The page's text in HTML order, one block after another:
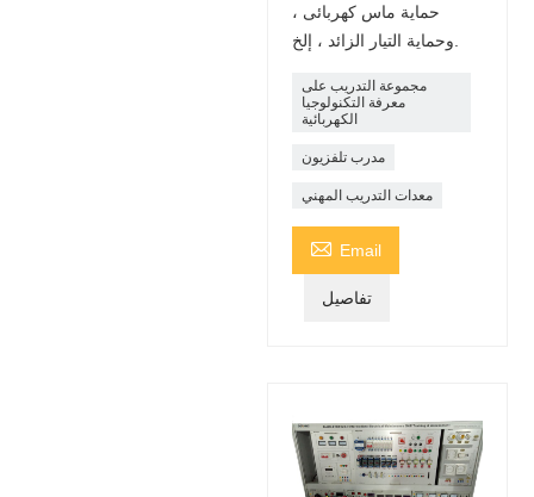
حماية ماس كهربائى ،
مجموعة التدريب على
معرفة التكنولوجيا
الكهربائية
مدرب تلفزيون
معدات التدريب المهني
 Email
تفاصيل